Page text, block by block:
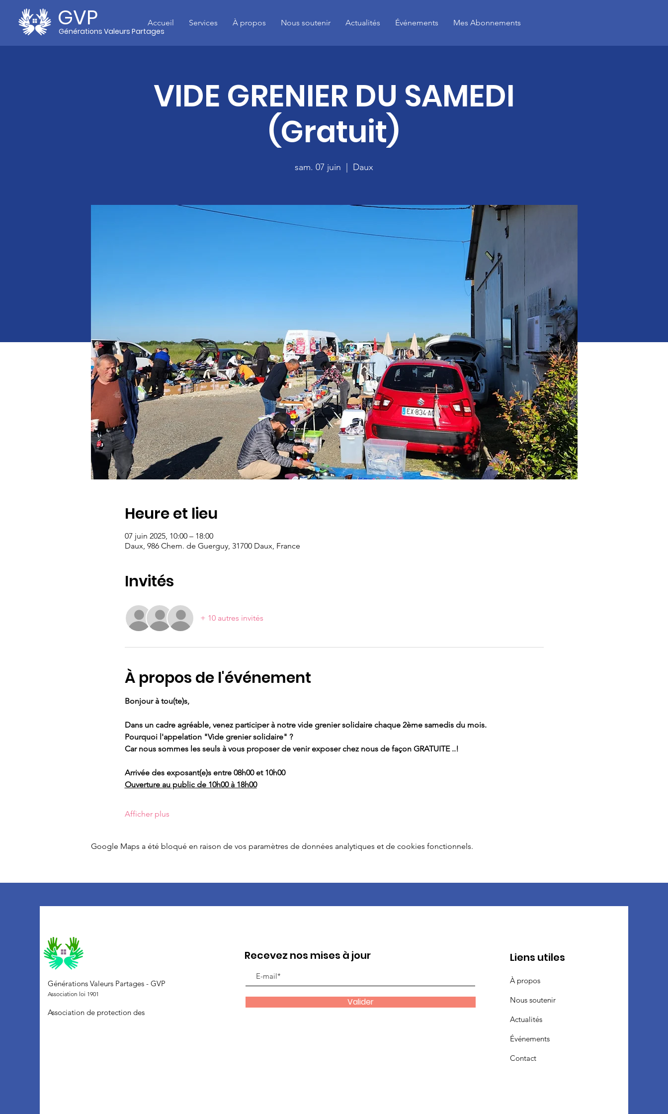
Générations Valeurs Partages
GVP Accueil Services À propos Nous soutenir Actualités Événements Mes Abonnements
VIDE GRENIER DU SAMEDI
(Gratuit)
sam. 07 juin Daux
Heure et lieu
07 juin 2025, 10:00 – 18:00
Daux, 986 Chem. de Guerguy, 31700 Daux, France
Invités
+ 10 autres invités
À propos de l'événement
Bonjour à tou(te)s,
Dans un cadre agréable, venez participer à notre vide grenier solidaire chaque 2ème samedis du mois.
Pourquoi l'appelation "Vide grenier solidaire" ?
Car nous sommes les seuls à vous proposer de venir exposer chez nous de façon GRATUITE ..!
Arrivée des exposant(e)s entre 08h00 et 10h00
Ouverture au public de 10h00 à 18h00
Afficher plus
Google Maps a été bloqué en raison de vos paramètres de données analytiques et de cookies fonctionnels.
Générations Valeurs Partages - GVP
Association loi 1901
Association de protection des
Recevez nos mises à jour
Valider
Liens utiles
À propos
Nous soutenir
Actualités
Événements
Contact